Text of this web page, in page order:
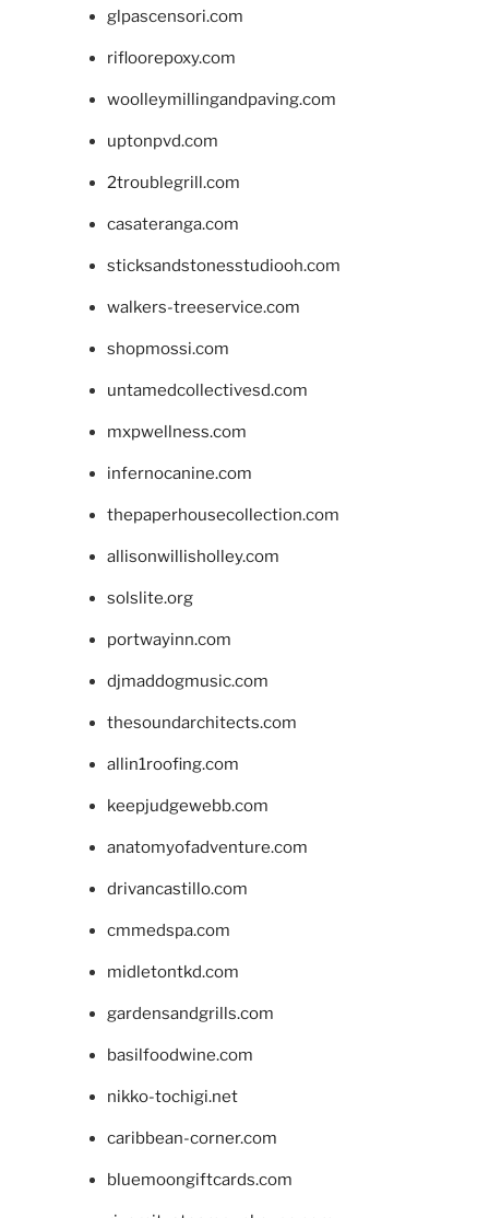
glpascensori.com
rifloorepoxy.com
woolleymillingandpaving.com
uptonpvd.com
2troublegrill.com
casateranga.com
sticksandstonesstudiooh.com
walkers-treeservice.com
shopmossi.com
untamedcollectivesd.com
mxpwellness.com
infernocanine.com
thepaperhousecollection.com
allisonwillisholley.com
solslite.org
portwayinn.com
djmaddogmusic.com
thesoundarchitects.com
allin1roofing.com
keepjudgewebb.com
anatomyofadventure.com
drivancastillo.com
cmmedspa.com
midletontkd.com
gardensandgrills.com
basilfoodwine.com
nikko-tochigi.net
caribbean-corner.com
bluemoongiftcards.com